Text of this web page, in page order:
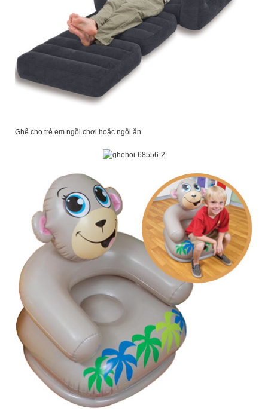
Ghế cho trẻ em ngồi chơi hoặc ngồi ăn